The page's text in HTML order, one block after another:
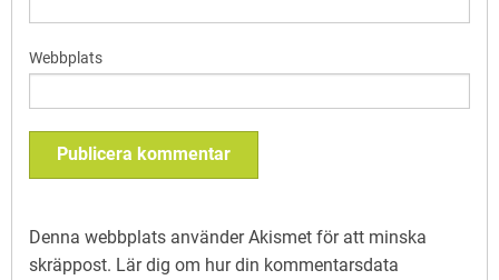
Webbplats
Denna webbplats använder Akismet för att minska
skräppost. Lär dig om hur din kommentarsdata